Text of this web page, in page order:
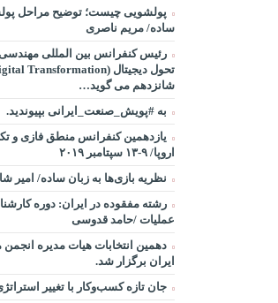
پولشویی چیست؛ توضیح مراحل
ساده/ مریم ناصری
رئیس کنفرانس بین المللی مهندسی
شانزدهم می گوید…
به #پویش_صنعت_ایرانی بپیوندید.
یازدهمین کنفرانس منطق فازی و
اروپا/ ۹-۱۳ سپتامبر ۲۰۱۹
نظریه بازی‌ها به زبان ساده/ امیر
رشته مفقوده در ایران: دوره
عملیات /حامد قدوسی
دهمین انتخابات هیات مدیره
ایران برگزار شد.
جان تازه کسب‌وکار با تغییر